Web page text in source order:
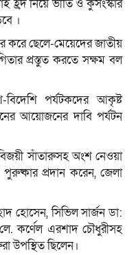
হ্রদ নিয়ে ভীতি ও কুসংস্কার
।
ছেলে-মেয়েদের জাতীয়
প্রস্তুত করতে সক্ষম বল
বিদেশি পর্যটকদের আকৃষ্ট
আয়োজনের দাবি পর্যটন
সাঁতারুসহ অংশ নেওয়া
প্রদান করেন, জেলা
সিভিল সার্জন ডা:
লে. কর্ণেল এরশাদ চৌধুরীসহ
উপস্থিত ছিলেন।